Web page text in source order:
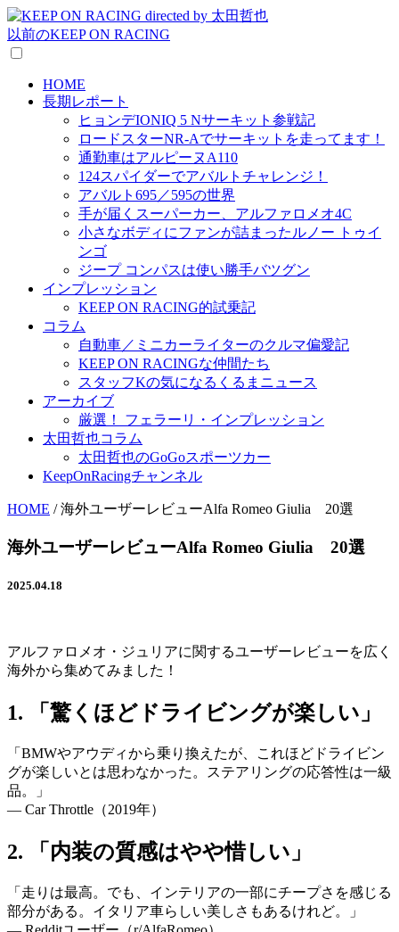
以前のKEEP ON RACING
HOME
長期レポート
ヒョンデIONIQ 5 Nサーキット参戦記
ロードスターNR-Aでサーキットを走ってます！
通勤車はアルピーヌA110
124スパイダーでアバルトチャレンジ！
アバルト695／595の世界
手が届くスーパーカー、アルファロメオ4C
小さなボディにファンが詰まったルノー トゥイ
ンゴ
ジープ コンパスは使い勝手バツグン
インプレッション
KEEP ON RACING的試乗記
コラム
自動車／ミニカーライターのクルマ偏愛記
KEEP ON RACINGな仲間たち
スタッフKの気になるくるまニュース
アーカイブ
厳選！ フェラーリ・インプレッション
太田哲也コラム
太田哲也のGoGoスポーツカー
KeepOnRacingチャンネル
HOME /海外ユーザーレビューAlfa Romeo Giulia 20選
海外ユーザーレビューAlfa Romeo Giulia 20選
2025.04.18
アルファロメオ・ジュリアに関するユーザーレビューを広く
海外から集めてみました！
1. 「驚くほどドライビングが楽しい」
「BMWやアウディから乗り換えたが、これほどドライビン
グが楽しいとは思わなかった。ステアリングの応答性は一級
品。」
— Car Throttle（2019年）
2. 「内装の質感はやや惜しい」
「走りは最高。でも、インテリアの一部にチープさを感じる
部分がある。イタリア車らしい美しさもあるけれど。」